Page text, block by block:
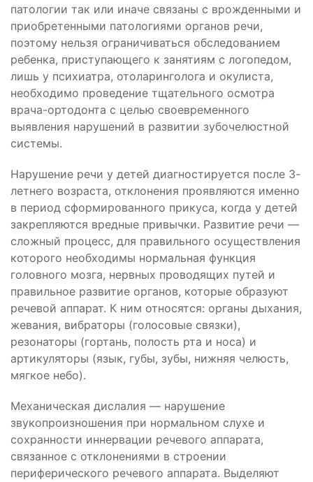
патологии так или иначе связаны с врожденными и
приобретенными патологиями органов речи,
поэтому нельзя ограничиваться обследованием
ребенка, приступающего к занятиям с логопедом,
лишь у психиатра, отоларинголога и окулиста,
необходимо проведение тщательного осмотра
врача-ортодонта с целью своевременного
выявления нарушений в развитии зубочелюстной
системы.
Нарушение речи у детей диагностируется после 3-
летнего возраста, отклонения проявляются именно
в период сформированного прикуса, когда у детей
закрепляются вредные привычки. Развитие речи —
сложный процесс, для правильного осуществления
которого необходимы нормальная функция
головного мозга, нервных проводящих путей и
правильное развитие органов, которые образуют
речевой аппарат. К ним относятся: органы дыхания,
жевания, вибраторы (голосовые связки),
резонаторы (гортань, полость рта и носа) и
артикуляторы (язык, губы, зубы, нижняя челюсть,
мягкое небо).
Механическая дислалия — нарушение
звукопроизношения при нормальном слухе и
сохранности иннервации речевого аппарата,
связанное с отклонениями в строении
периферического речевого аппарата. Выделяют